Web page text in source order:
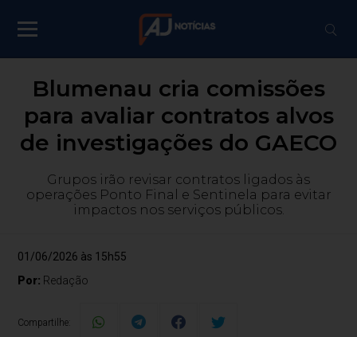
Blumenau cria comissões
para avaliar contratos alvos
de investigações do GAECO
Grupos irão revisar contratos ligados às
operações Ponto Final e Sentinela para evitar
impactos nos serviços públicos.
01/06/2026 às 15h55
Por: Redação
Compartilhe: